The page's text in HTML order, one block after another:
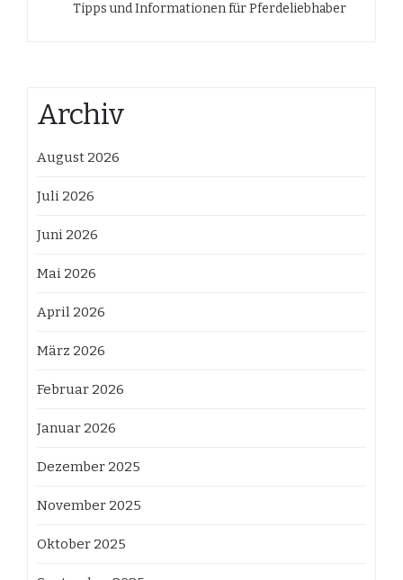
Tipps und Informationen für Pferdeliebhaber
Archiv
August 2026
Juli 2026
Juni 2026
Mai 2026
April 2026
März 2026
Februar 2026
Januar 2026
Dezember 2025
November 2025
Oktober 2025